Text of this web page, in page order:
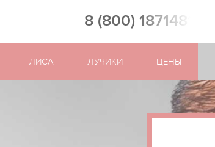
8 (800) 1871481
ЛИСА ЛУЧИКИ ЦЕНЫ